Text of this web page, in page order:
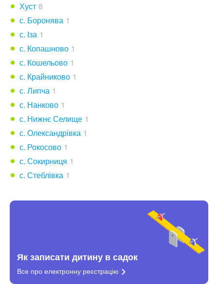
Хуст 8
с. Боронява 1
с. Іза 1
с. Копашново 1
с. Кошельово 1
с. Крайниково 1
с. Липча 1
с. Нанково 1
с. Нижнє Селище 1
с. Олександрівка 1
с. Рокосово 1
с. Сокирниця 1
с. Стеблівка 1
Як записати дитину в садок
Все про електронну реєстрацію